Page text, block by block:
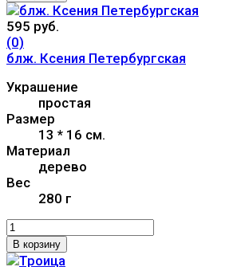
595 руб.
(0)
блж. Ксения Петербургская
Украшение
простая
Размер
13 * 16 см.
Материал
дерево
Вес
280 г
В корзину